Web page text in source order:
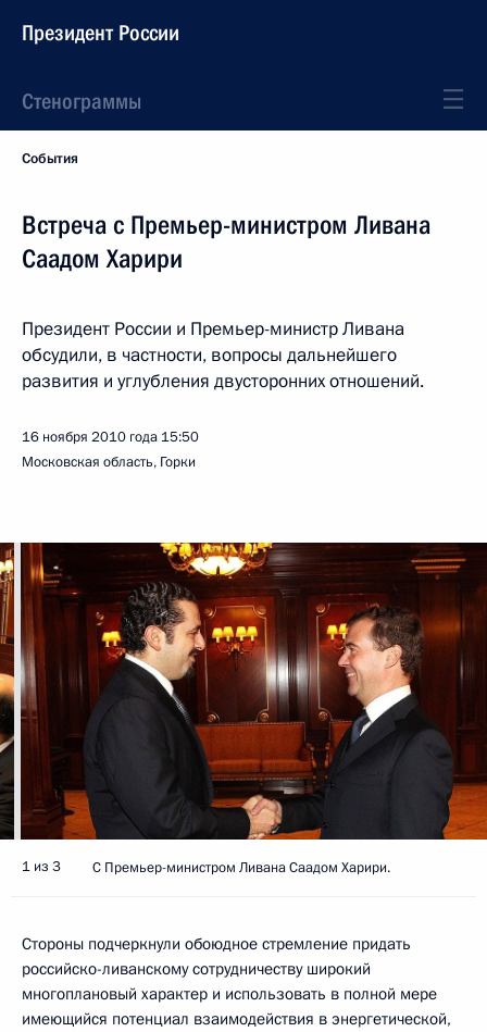
Президент России
Стенограммы
События
Встреча с Премьер-министром Ливана
Саадом Харири
Президент России и Премьер-министр Ливана
обсудили, в частности, вопросы дальнейшего
развития и углубления двусторонних отношений.
16 ноября 2010 года 15:50
Московская область, Горки
1 из 3 С Премьер-министром Ливана Саадом Харири.
Стороны подчеркнули обоюдное стремление придать
российско-ливанскому сотрудничеству широкий
многоплановый характер и использовать в полной мере
имеющийся потенциал взаимодействия в энергетической,